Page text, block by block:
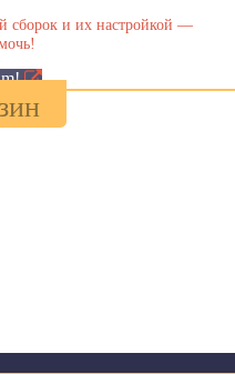
сборок и их настройкой —